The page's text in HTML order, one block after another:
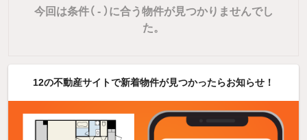
今回は条件（ -）に合う物件が見つかりませんでし
た。
12の不動産サイトで新着物件が見つかったらお知らせ！